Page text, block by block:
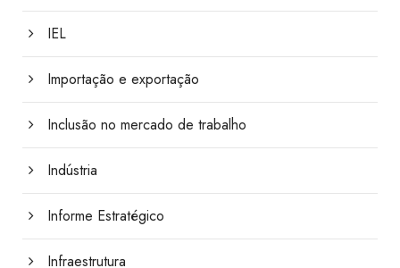
IEL
Importação e exportação
Inclusão no mercado de trabalho
Indústria
Informe Estratégico
Infraestrutura